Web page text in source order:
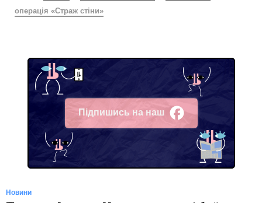
операція «Страж стіни»
Підпишись на наш
Facebook
Новини